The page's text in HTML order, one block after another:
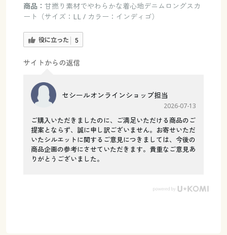
商品： 甘撚り素材でやわらかな着心地デニムロングスカ
ート（サイズ：LL / カラー：インディゴ）
役に立った 5
サイトからの返信
セシールオンラインショップ担当
2026-07-13
ご購入いただきましたのに、ご満足いただける商品のご
提案とならず、誠に申し訳ございません。お寄せいただ
いたシルエットに関するご意見につきましては、今後の
商品企画の参考にさせていただきます。貴重なご意見あ
りがとうございました。